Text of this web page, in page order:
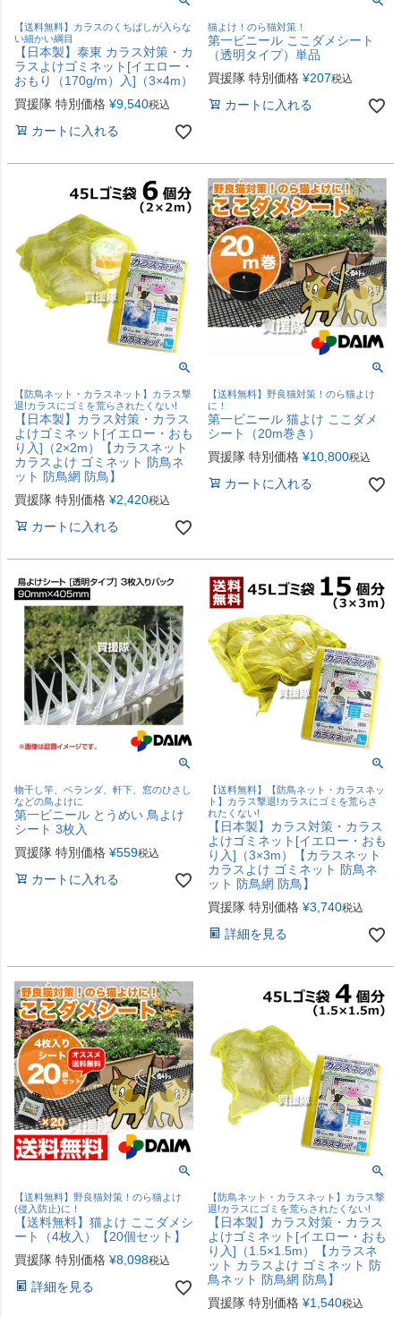
【送料無料】カラスのくちばしが入らな
い細かい綱目
【日本製】泰東 カラス対策・カ
ラスよけゴミネット[イエロー・
おもり（170g/m）入]（3×4m）
買援隊 特別価格 ¥9,540税込
カートに入れる
猫よけ！のら猫対策！
第一ビニール ここダメシート
（透明タイプ）単品
買援隊 特別価格 ¥207税込
カートに入れる
【防鳥ネット・カラスネット】カラス撃
退!カラスにゴミを荒らされたくない!
【日本製】カラス対策・カラス
よけゴミネット[イエロー・おも
り入]（2×2m）【カラスネット
カラスよけ ゴミネット 防鳥ネ
ット 防鳥網 防鳥】
買援隊 特別価格 ¥2,420税込
カートに入れる
【送料無料】野良猫対策！のら猫よけ
に！
第一ビニール 猫よけ ここダメ
シート（20m巻き）
買援隊 特別価格 ¥10,800税込
カートに入れる
物干し竿、ベランダ、軒下、窓のひさし
などの鳥よけに
第一ビニール とうめい 鳥よけ
シート 3枚入
買援隊 特別価格 ¥559税込
カートに入れる
【送料無料】【防鳥ネット・カラスネッ
ト】カラス撃退!カラスにゴミを荒らさ
れたくない!
【日本製】カラス対策・カラス
よけゴミネット[イエロー・おも
り入]（3×3m）【カラスネット
カラスよけ ゴミネット 防鳥ネ
ット 防鳥網 防鳥】
買援隊 特別価格 ¥3,740税込
詳細を見る
【送料無料】野良猫対策！のら猫よけ
(侵入防止)に！
【送料無料】猫よけ ここダメシ
ート（4枚入）【20個セット】
買援隊 特別価格 ¥8,098税込
詳細を見る
【防鳥ネット・カラスネット】カラス撃
退!カラスにゴミを荒らされたくない!
【日本製】カラス対策・カラス
よけゴミネット[イエロー・おも
り入]（1.5×1.5m）【カラスネ
ット カラスよけ ゴミネット 防
鳥ネット 防鳥網 防鳥】
買援隊 特別価格 ¥1,540税込